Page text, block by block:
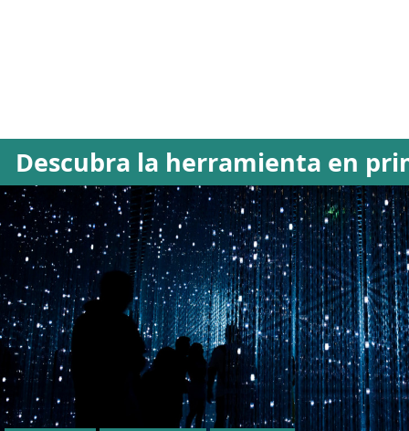
Descubra la herramienta en